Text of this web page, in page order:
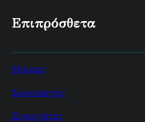
Επιπρόσθετα
Μάρκες
Δωροκάρτες
Συνεργάτες